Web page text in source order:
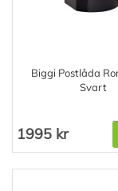
Biggi Postlåda
Svart
1995 kr